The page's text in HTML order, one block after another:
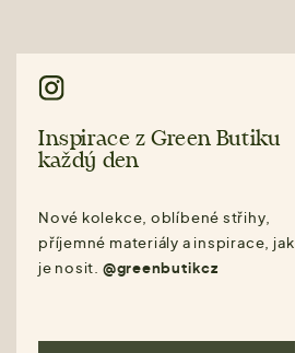
Inspirace z Green Butiku
každý den
Nové kolekce, oblíbené střihy,
příjemné materiály a inspirace, jak
je nosit. @greenbutikcz